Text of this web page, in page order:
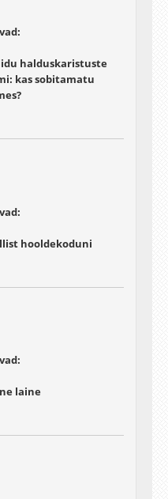
halduskaristuste
kas sobitamatu
hooldekoduni
laine